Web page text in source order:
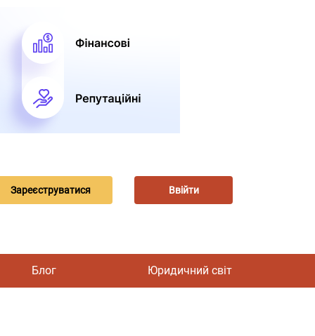
Зареєструватися Ввійти
Блог Юридичний світ